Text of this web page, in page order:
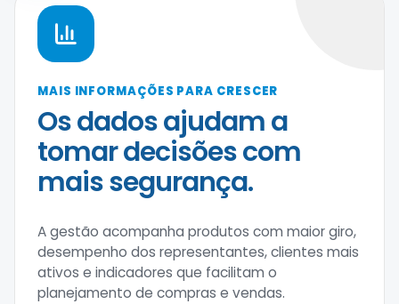
MAIS INFORMAÇÕES PARA CRESCER
Os dados ajudam a
tomar decisões com
mais segurança.
A gestão acompanha produtos com maior giro,
desempenho dos representantes, clientes mais
ativos e indicadores que facilitam o
planejamento de compras e vendas.